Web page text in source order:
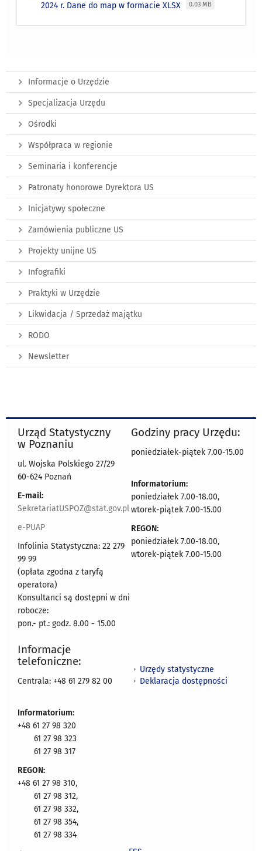
2024 r. Dane do map w formacie XLSX
0.03 MB
Informacje o Urzędzie
Specjalizacja Urzędu
Ośrodki
Współpraca w regionie
Seminaria i konferencje
Patronaty honorowe Dyrektora US
Inicjatywy społeczne
Zamówienia publiczne US
Projekty unijne US
Infografiki
Praktyki w Urzędzie
Likwidacja / Sprzedaż majątku
RODO
Newsletter
Urząd Statystyczny
w Poznaniu
ul. Wojska Polskiego 27/29
60-624 Poznań
E-mail:
SekretariatUSPOZ@stat.gov.pl
e-PUAP
Infolinia Statystyczna: 22 279
99 99
(opłata zgodna z taryfą
operatora)
Konsultanci są dostępni w dni
robocze:
pon.- pt.: godz. 8.00 - 15.00
Godziny pracy Urzędu:
poniedziałek-piątek 7.00-15.00
Informatorium:
poniedziałek 7.00-18.00,
wtorek-piątek 7.00-15.00
REGON:
poniedziałek 7.00-18.00,
wtorek-piątek 7.00-15.00
Informacje
telefoniczne:
Centrala: +48 61 279 82 00
Informatorium:
+48 61 27 98 320
61 27 98 323
61 27 98 317
REGON:
+48 61 27 98 310,
61 27 98 312,
61 27 98 332,
61 27 98 354,
61 27 98 334
Urzędy statystyczne
Deklaracja dostępności